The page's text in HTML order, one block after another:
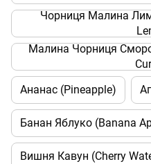
Чорниця Малина
Малина Чорниця
Ананас (Pineapple)
Банан Яблуко (Banana
Вишня Кавун (Cherry